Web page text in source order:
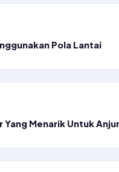
Pola Lantai
Yang Menarik Untuk